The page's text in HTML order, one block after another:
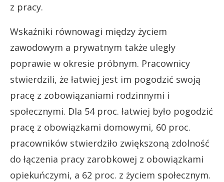
z pracy.
Wskaźniki równowagi między życiem
zawodowym a prywatnym także uległy
poprawie w okresie próbnym. Pracownicy
stwierdzili, że łatwiej jest im pogodzić swoją
pracę z zobowiązaniami rodzinnymi i
społecznymi. Dla 54 proc. łatwiej było pogodzić
pracę z obowiązkami domowymi, 60 proc.
pracowników stwierdziło zwiększoną zdolność
do łączenia pracy zarobkowej z obowiązkami
opiekuńczymi, a 62 proc. z życiem społecznym.